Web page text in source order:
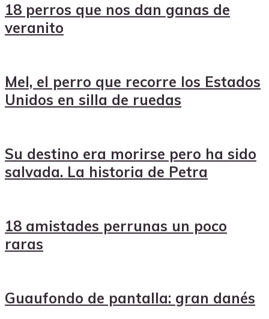
18 perros que nos dan ganas de
veranito
Mel, el perro que recorre los Estados
Unidos en silla de ruedas
Su destino era morirse pero ha sido
salvada. La historia de Petra
18 amistades perrunas un poco
raras
Guaufondo de pantalla: gran danés